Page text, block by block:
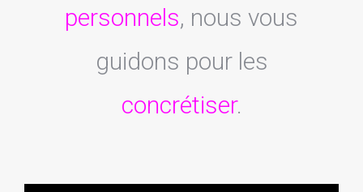
personnels, nous vous
guidons pour les
concrétiser.